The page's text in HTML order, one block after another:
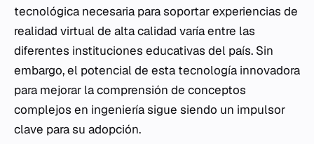
tecnológica necesaria para soportar experiencias de
realidad virtual de alta calidad varía entre las
diferentes instituciones educativas del país. Sin
embargo, el potencial de esta tecnología innovadora
para mejorar la comprensión de conceptos
complejos en ingeniería sigue siendo un impulsor
clave para su adopción.